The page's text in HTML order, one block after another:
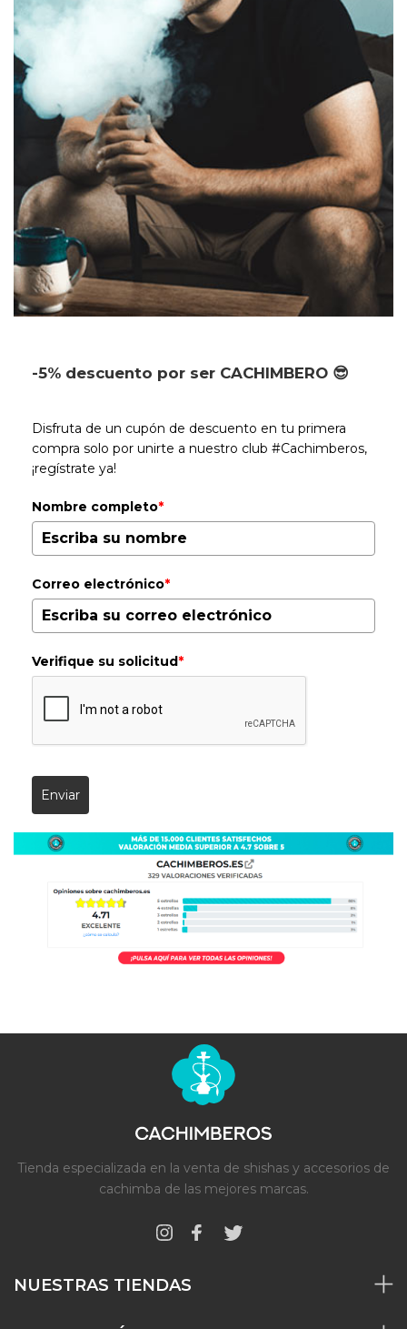
-5% descuento por ser CACHIMBERO 😎
Disfruta de un cupón de descuento en tu primera
compra solo por unirte a nuestro club #Cachimberos,
¡regístrate ya!
Nombre completo*
Correo electrónico*
Verifique su solicitud *
Enviar
Tienda especializada en la venta de shishas y accesorios de
cachimba de las mejores marcas.
NUESTRAS TIENDAS